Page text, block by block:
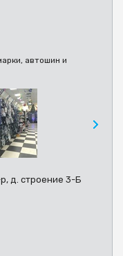
автошин и
д. строение 3-Б